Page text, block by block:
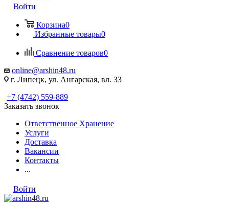
Войти
Корзина0
Избранные товары0
Сравнение товаров0
online@arshin48.ru
г. Липецк, ул. Ангарская, вл. 33
+7 (4742) 559-889
Заказать звонок
Ответственное Хранение
Услуги
Доставка
Вакансии
Контакты
...
Войти